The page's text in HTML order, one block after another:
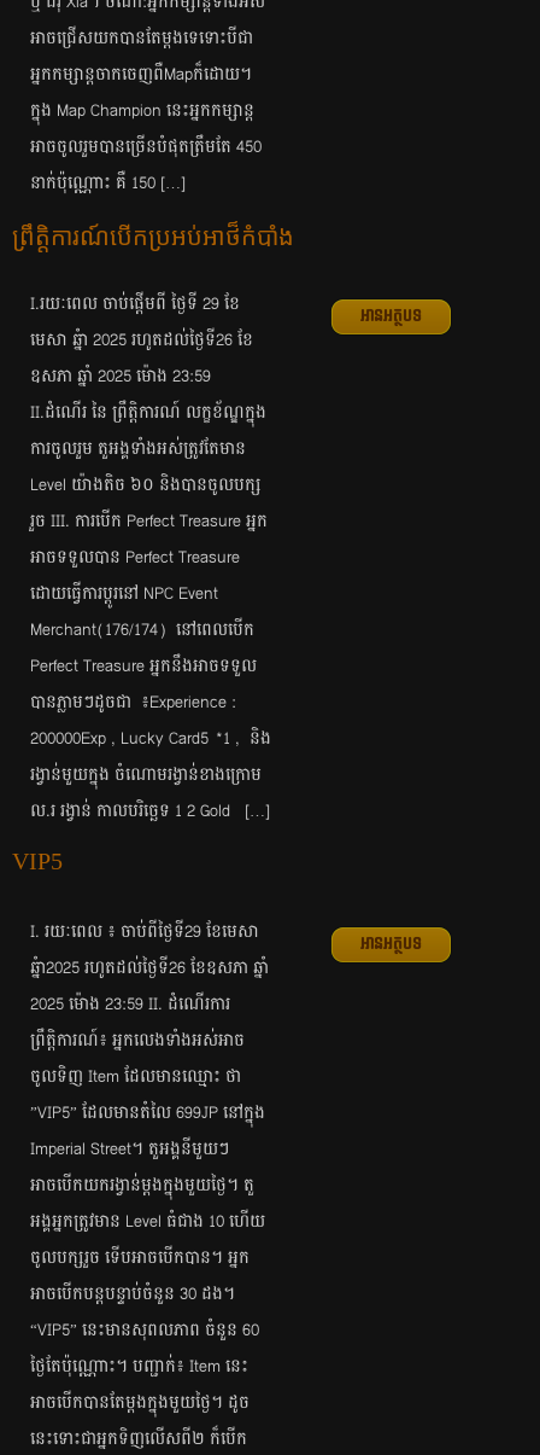
អាចជ្រើសយកបានតែម្តងទេទោះបីជា
អ្នកកម្សាន្តចាកចេញពឺMapក៏ដោយ។
ក្នុង Map Champion នេះអ្នកកម្សាន្ត
អាចចូលរួមបានច្រើនបំផុតត្រឹមតែ 450
នាក់ប៉ុណ្ណោះ គឺ 150 […]
ព្រឹត្តិការណ៍បើកប្រអប់អាថ៏កំបាំង
I.រយៈពេល ចាប់ផ្តើមពី ថ្ងៃទី 29 ខែ
មេសា ឆ្នំា 2025 រហូតដល់ថ្ងៃទី26 ខែ
ឧសភា ឆ្នាំ 2025 ម៉ោង 23:59
II.ដំណើរ នៃ ព្រឹត្តិការណ៍ លក្ខខ័ណ្ឌក្នុង
ការចូលរួម តួអង្គទាំងអស់ត្រូវតែមាន
Level យ៉ាងតិច ៦០ និងបានចូលបក្ស
រួច III. ការបើក Perfect Treasure អ្នក
អាចទទួលបាន Perfect Treasure ​
ដោយធ្វើការប្តូរនៅ NPC Event
Merchant(176/174) នៅពេលបើក
Perfect Treasure អ្នកនឹងអាចទទួល
បានភ្លាមៗដូចជា​ ​ ៖​​Experience :
200000Exp , Lucky Card5 *1 , និង
រង្វាន់មួយក្នុង ចំណោមរង្វាន់ខាងក្រោម
ល.រ រង្វាន់ កាលបរិច្ឆេទ 1 2 Gold […]
អានអត្ថបទ
VIP5
I. រយៈពេល ៖ ចាប់ពីថ្ងៃទី29 ខែមេសា
ឆ្នំា2025 រហូតដល់ថ្ងៃទី26 ខែឧសភា​ ឆ្នាំ
2025 ម៉ោង 23:59 II. ដំណើរការ
ព្រឹត្តិការណ៍៖ ​​អ្នកលេងទាំងអស់អាច
ចូលទិញ Item ដែលមានឈ្មោះ ថា
”VIP5” ដែលមានតំលៃ 699JP នៅក្នុង
Imperial Street។ តួអង្គនីមួយៗ
អាចបើកយករង្វាន់ម្តងក្នុងមួយថ្ងៃ។ តួ
អង្គអ្នកត្រូវមាន Level ធំជាង 10 ហើយ
ចូលបក្សរួច ទើបអាចបើកបាន។ អ្នក
អាចបើកបន្តបន្ទាប់ចំនួន 30 ដង។
“VIP5” នេះមានសុពលភាព ចំនួន 60
ថ្ងៃតែប៉ុណ្ណោះ។ បញ្ជាក់៖ Item នេះ
អាចបើកបានតែម្តងក្នុងមួយថ្ងៃ។ ដូច
នេះទោះជាអ្នកទិញលើសពី២ ក៏បើក
អានអត្ថបទ